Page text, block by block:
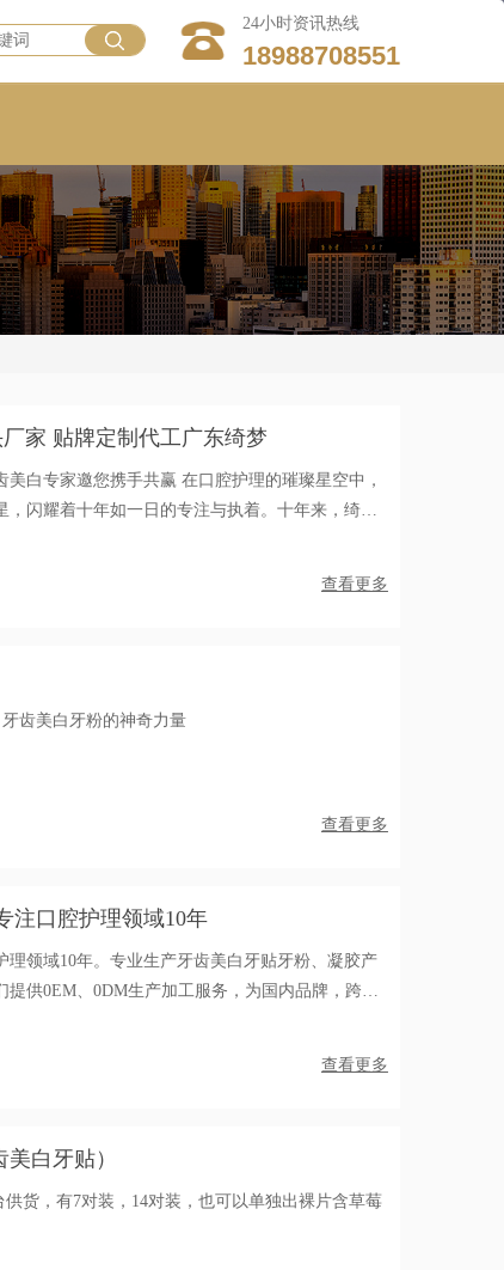
24小时资讯热线
18988708551
家 贴牌定制代工广东绮梦
赢 在口腔护理的璀璨星空中，
闪耀着十年如一日的专注与执着。十年来，绮梦
查看更多
齿美白牙粉的神奇力量
查看更多
注口腔护理领域10年
领域10年。专业生产牙齿美白牙贴牙粉、凝胶产
供0EM、0DM生产加工服务，为国内品牌，跨境
查看更多
白牙贴）
货，有7对装，14对装，也可以单独出裸片含草莓